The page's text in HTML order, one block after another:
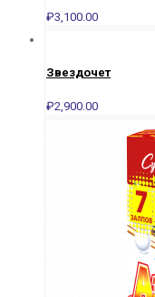
₽3,100.00
Звездочет
₽2,900.00